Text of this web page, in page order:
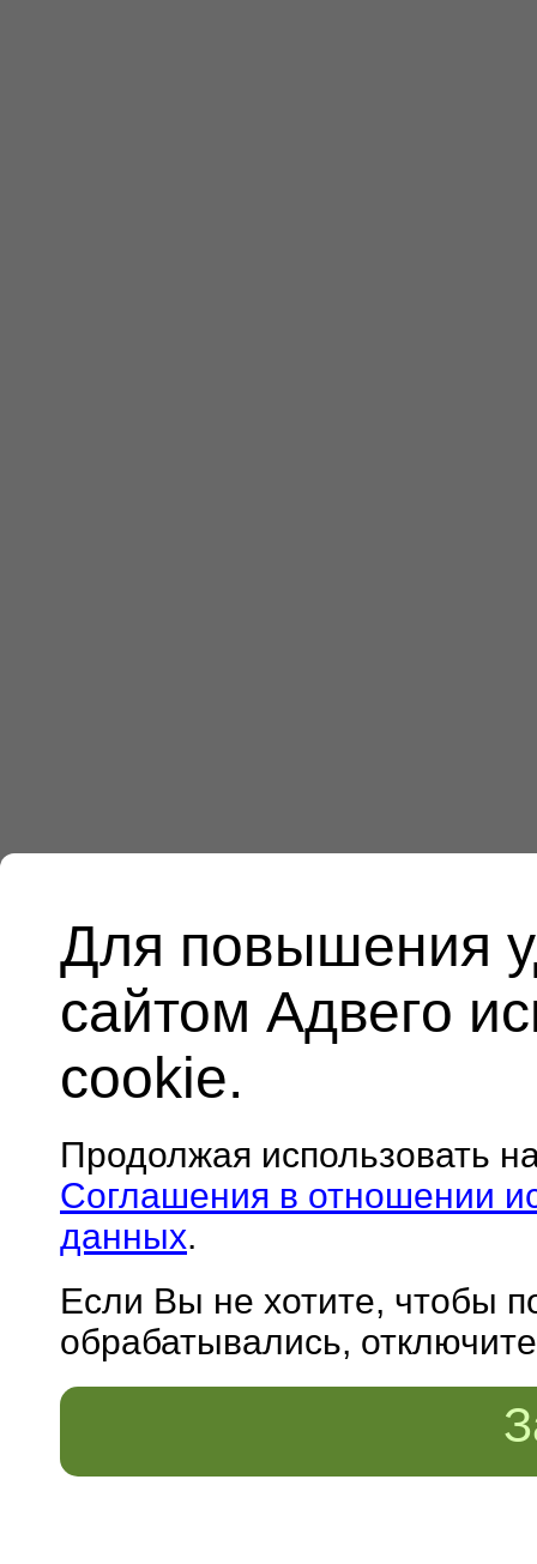
Для повышения
сайтом Адвего
cookie.
Продолжая использовать
Соглашения в отношении
данных.
Если Вы не хотите, чтобы
обрабатывались,